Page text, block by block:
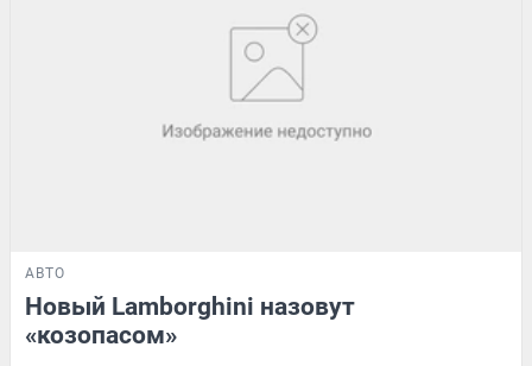
АВТО
Новый Lamborghini назовут
«козопасом»